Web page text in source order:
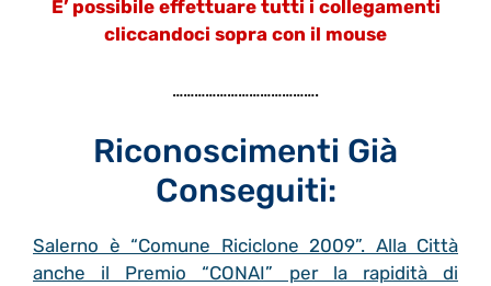
E’ possibile effettuare tutti i collegamenti
cliccandoci sopra con il mouse
………………………………….
Riconoscimenti Già
Conseguiti:
Salerno è “Comune Riciclone 2009”. Alla Città
anche il Premio “CONAI” per la rapidità di